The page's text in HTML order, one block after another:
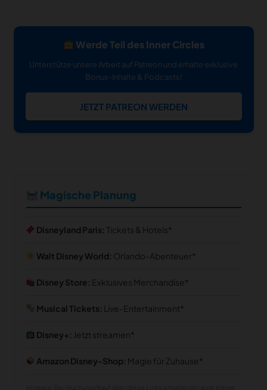
Werde Teil des Inner Circles
Unterstütze unsere Arbeit auf Patreon und erhalte exklusive
Bonus-Inhalte & Podcasts!
JETZT PATREON WERDEN
Magische Planung
Disneyland Paris: Tickets & Hotels
Walt Disney World: Orlando-Abenteuer
Disney Store: Exklusives Merchandise
Musical Tickets: Live-Entertainment
Disney+: Jetzt streamen
Amazon Disney-Shop: Magie für Zuhause